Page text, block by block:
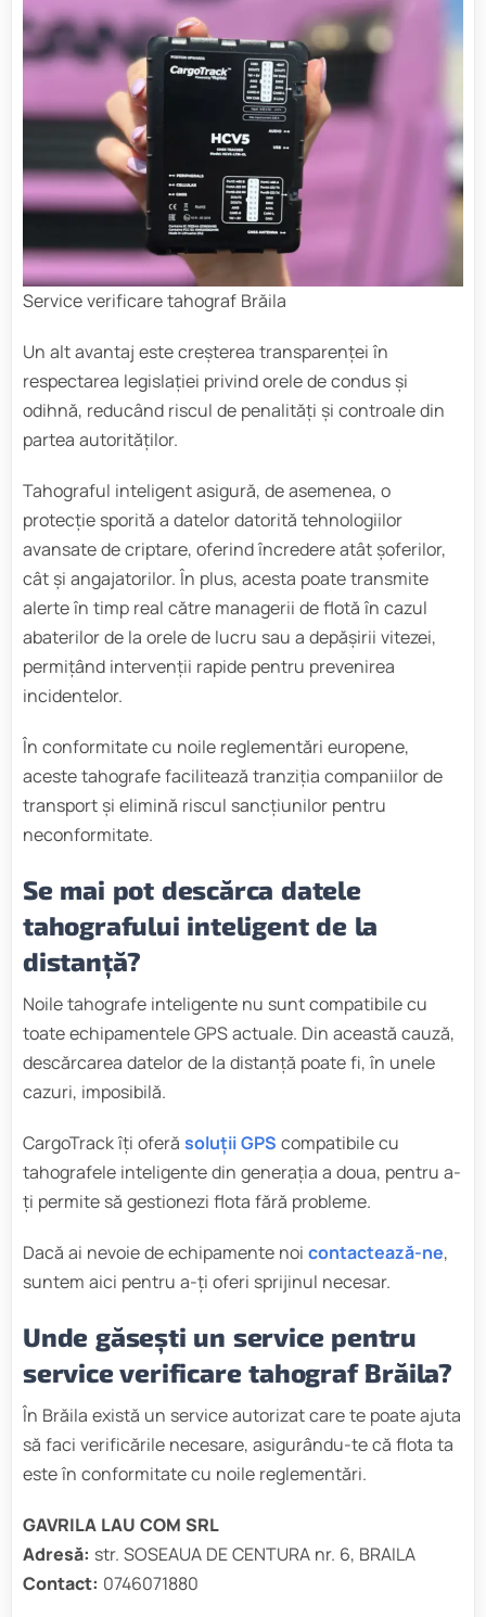
Service verificare tahograf Brăila
Un alt avantaj este creșterea transparenței în
respectarea legislației privind orele de condus și
odihnă, reducând riscul de penalități și controale din
partea autorităților.
Tahograful inteligent asigură, de asemenea, o
protecție sporită a datelor datorită tehnologiilor
avansate de criptare, oferind încredere atât șoferilor,
cât și angajatorilor. În plus, acesta poate transmite
alerte în timp real către managerii de flotă în cazul
abaterilor de la orele de lucru sau a depășirii vitezei,
permițând intervenții rapide pentru prevenirea
incidentelor.
În conformitate cu noile reglementări europene,
aceste tahografe facilitează tranziția companiilor de
transport și elimină riscul sancțiunilor pentru
neconformitate.
Se mai pot descărca datele
tahografului inteligent de la
distanță?
Noile tahografe inteligente nu sunt compatibile cu
toate echipamentele GPS actuale. Din această cauză,
descărcarea datelor de la distanță poate fi, în unele
cazuri, imposibilă.
CargoTrack îți oferă soluții GPS compatibile cu
tahografele inteligente din generația a doua, pentru a-
ți permite să gestionezi flota fără probleme.
Dacă ai nevoie de echipamente noi contactează-ne,
suntem aici pentru a-ți oferi sprijinul necesar.
Unde găsești un service pentru
service verificare tahograf Brăila?
În Brăila există un service autorizat care te poate ajuta
să faci verificările necesare, asigurându-te că flota ta
este în conformitate cu noile reglementări.
GAVRILA LAU COM SRL
Adresă: str. SOSEAUA DE CENTURA nr. 6, BRAILA
Contact: 0746071880